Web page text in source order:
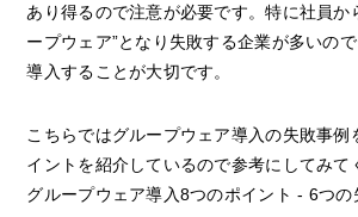
あり得るので注意が必要です。特に社員か
ープウェア”となり失敗する企業が多いの
導入することが大切です。
こちらではグループウェア導入の失敗事例
イントを紹介しているので参考にしてみて
グループウェア導入8つのポイント - 6つ